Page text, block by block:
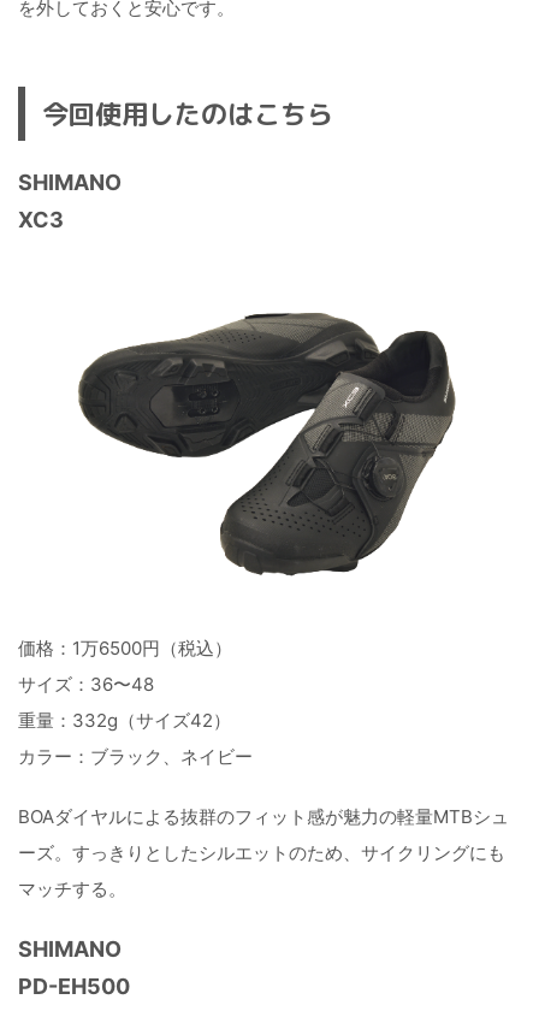
を外しておくと安心です。
今回使用したのはこちら
SHIMANO
XC3
価格：1万6500円（税込）
サイズ：36〜48
重量：332g（サイズ42）
カラー：ブラック、ネイビー
BOAダイヤルによる抜群のフィット感が魅力の軽量MTBシュ
ーズ。すっきりとしたシルエットのため、サイクリングにも
マッチする。
SHIMANO
PD-EH500